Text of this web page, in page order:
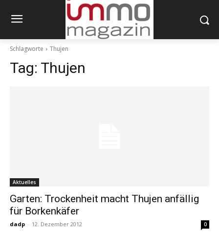
Schlagworte Thujen
Tag: Thujen
Aktuelles
Garten: Trockenheit macht Thujen anfällig
für Borkenkäfer
dadp - 12. Dezember 2012 0